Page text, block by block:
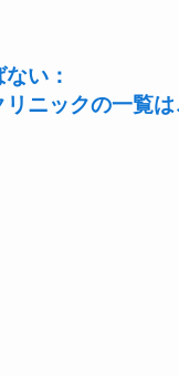
い：
ニックの一覧は